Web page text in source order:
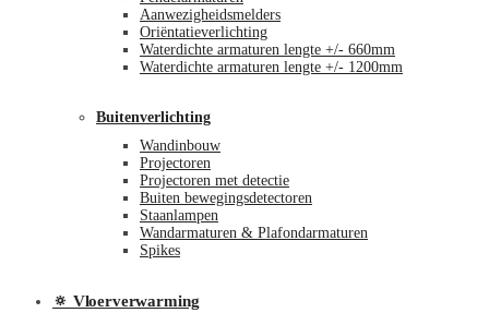
Aanwezigheidsmelders
Oriëntatieverlichting
Waterdichte armaturen lengte +/- 660mm
Waterdichte armaturen lengte +/- 1200mm
Buitenverlichting
Wandinbouw
Projectoren
Projectoren met detectie
Buiten bewegingsdetectoren
Staanlampen
Wandarmaturen & Plafondarmaturen
Spikes
🔅 Vloerverwarming